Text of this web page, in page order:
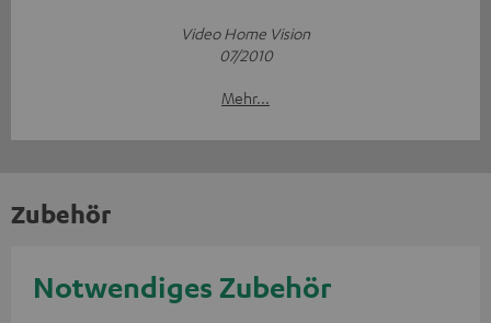
Video Home Vision
07/2010
Mehr...
Zubehör
Notwendiges Zubehör